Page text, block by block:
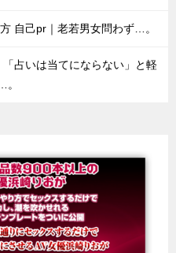
自己pr｜老若男女問わず…。
占いは当てにならない」と軽